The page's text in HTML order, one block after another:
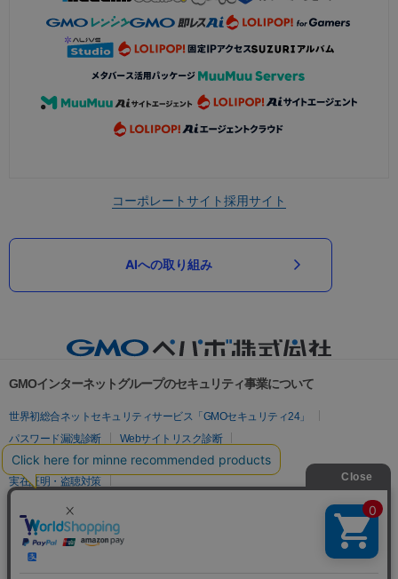
コーポレートサイト採用サイト
AIへの取り組み
GMOインターネットグループのセキュリティ事業について
世界初総合ネットセキュリティサービス「GMOセキュリティ24」
パスワード漏洩診断
Webサイトリスク診断
セキュリティ相談AIチャットボット
実在証明・盗聴対策
サイバー攻撃対策（GMO Flatt Security）
セキュリティ事業の軌跡